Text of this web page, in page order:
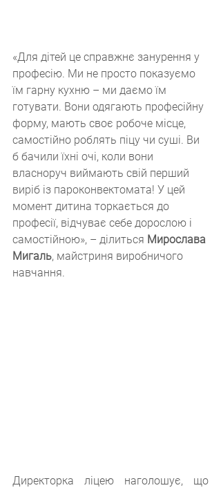
«Для дітей це справжнє занурення у
професію. Ми не просто показуємо
їм гарну кухню – ми даємо їм
готувати. Вони одягають професійну
форму, мають своє робоче місце,
самостійно роблять піцу чи суші. Ви
б бачили їхні очі, коли вони
власноруч виймають свій перший
виріб із пароконвектомата! У цей
момент дитина торкається до
професії, відчуває себе дорослою і
самостійною», – ділиться Мирослава
Мигаль, майстриня виробничого
навчання.
Директорка ліцею наголошує, що